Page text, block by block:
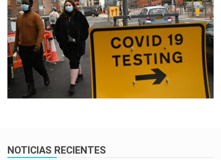
NOTICIAS RECIENTES